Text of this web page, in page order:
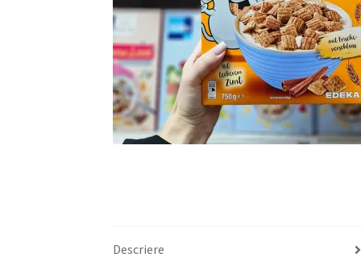
Descriere